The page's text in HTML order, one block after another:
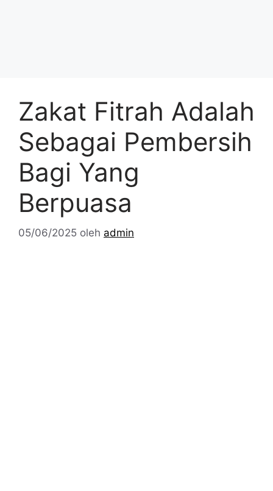
Zakat Fitrah Adalah
Sebagai Pembersih
Bagi Yang
Berpuasa
05/06/2025 oleh admin